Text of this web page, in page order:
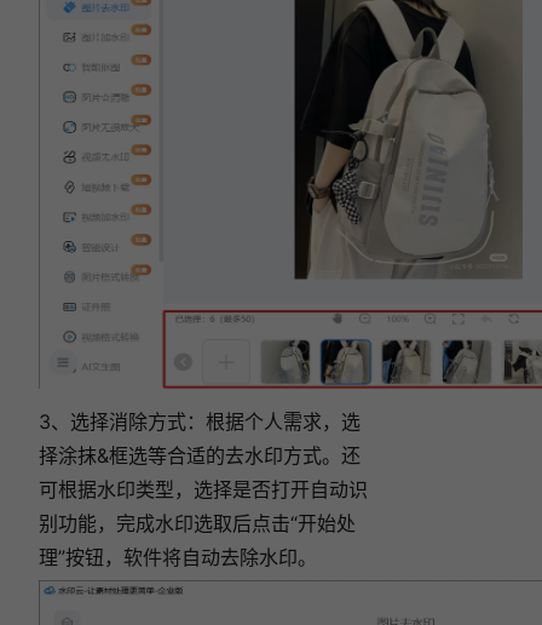
3、选择消除方式：根据个人需求，选
择涂抹&框选等合适的去水印方式。还
可根据水印类型，选择是否打开自动识
别功能，完成水印选取后点击“开始处
理”按钮，软件将自动去除水印。